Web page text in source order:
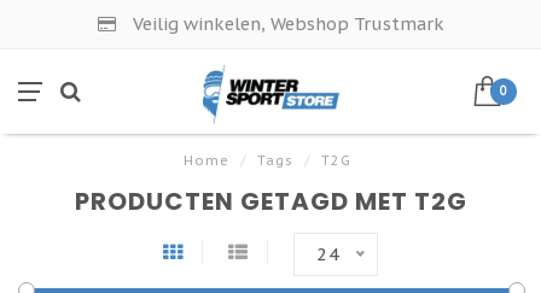
Veilig winkelen, Webshop Trustmark
0
Home / Tags / T2G
PRODUCTEN GETAGD MET T2G
24